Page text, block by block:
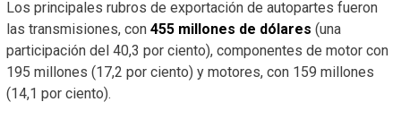
Los principales rubros de exportación de autopartes fueron
las transmisiones, con 455 millones de dólares (una
participación del 40,3 por ciento), componentes de motor con
195 millones (17,2 por ciento) y motores, con 159 millones
(14,1 por ciento).